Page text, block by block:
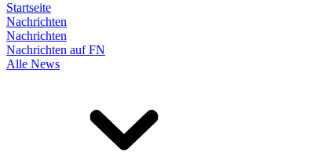
Startseite
Nachrichten
Nachrichten
Nachrichten auf FN
Alle News